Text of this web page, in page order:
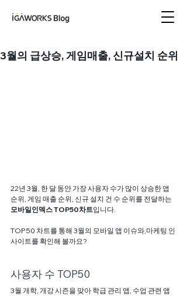
3월의 급상승, 게임매출, 신규설치 순위
22년 3월, 한 달 동안 가장 사용자 수가 많이 상승한 앱
순위, 게임 매출 순위, 신규 설치 건 수 순위를 전달하는
모바일인덱스 TOP50차트입니다.
TOP50 차트를 통해 3월의 모바일 앱 이슈와,마케팅 인
사이트를 확인해 볼까요?
사용자 수 TOP50
3월 개학, 개강 시즌을 맞아 학급 관리 앱, 수업 관련 앱